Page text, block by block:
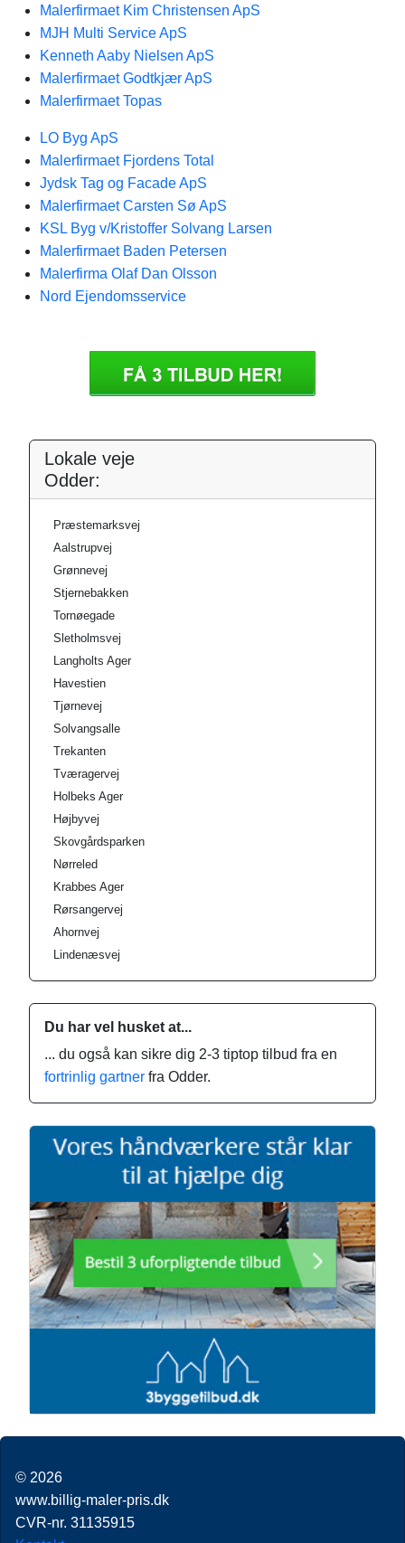
Malerfirmaet Kim Christensen ApS
MJH Multi Service ApS
Kenneth Aaby Nielsen ApS
Malerfirmaet Godtkjær ApS
Malerfirmaet Topas
LO Byg ApS
Malerfirmaet Fjordens Total
Jydsk Tag og Facade ApS
Malerfirmaet Carsten Sø ApS
KSL Byg v/Kristoffer Solvang Larsen
Malerfirmaet Baden Petersen
Malerfirma Olaf Dan Olsson
Nord Ejendomsservice
Lokale veje
Odder:
Præstemarksvej
Aalstrupvej
Grønnevej
Stjernebakken
Tornøegade
Sletholmsvej
Langholts Ager
Havestien
Tjørnevej
Solvangsalle
Trekanten
Tværagervej
Holbeks Ager
Højbyvej
Skovgårdsparken
Nørreled
Krabbes Ager
Rørsangervej
Ahornvej
Lindenæsvej
Du har vel husket at...
... du også kan sikre dig 2-3 tiptop tilbud fra en
fortrinlig gartner fra Odder.
© 2026
www.billig-maler-pris.dk
CVR-nr. 31135915